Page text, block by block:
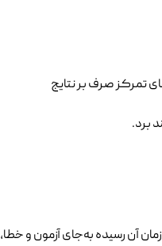
تمرکز صرف بر نتایج
برد.
آن رسیده به‌جای آزمون و خطا،